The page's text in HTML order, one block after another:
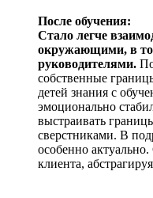
После обучения:
Стало легче
окружающими, в
руководителями.
собственные
детей знания с
эмоционально
выстраивать
сверстниками. В
особенно
клиента,